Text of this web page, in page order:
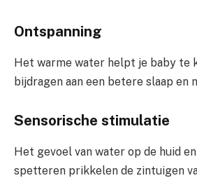
Ontspanning
Het warme water helpt je baby te
bijdragen aan een betere slaap en
Sensorische stimulatie
Het gevoel van water op de huid
spetteren prikkelen de zintuigen